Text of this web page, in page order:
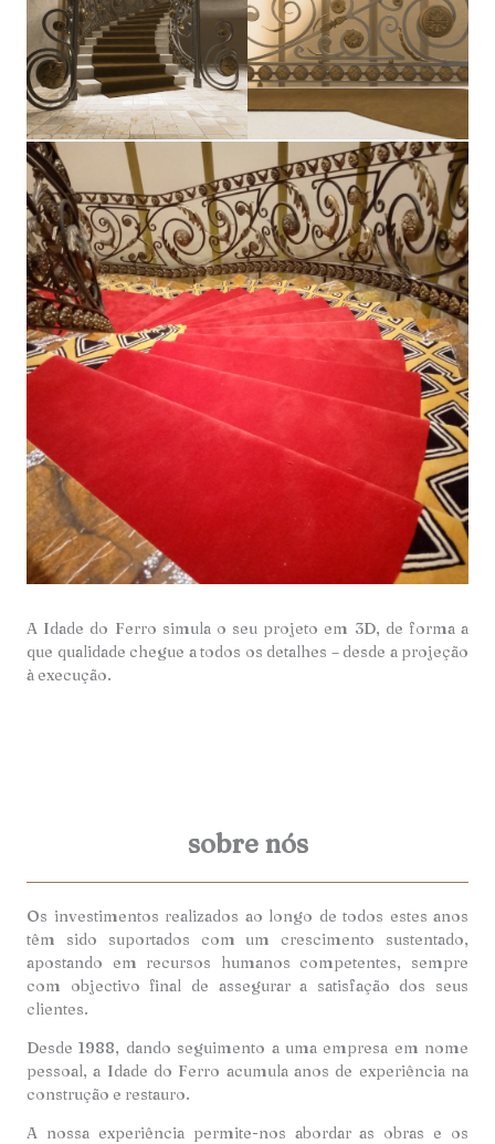
A Idade do Ferro simula o seu projeto em 3D, de forma a
que qualidade chegue a todos os detalhes – desde a projeção
à execução.
sobre nós
Os investimentos realizados ao longo de todos estes anos
têm sido suportados com um crescimento sustentado,
apostando em recursos humanos competentes, sempre
com objectivo final de assegurar a satisfação dos seus
clientes.
Desde 1988, dando seguimento a uma empresa em nome
pessoal, a Idade do Ferro acumula anos de experiência na
construção e restauro.
A nossa experiência permite-nos abordar as obras e os